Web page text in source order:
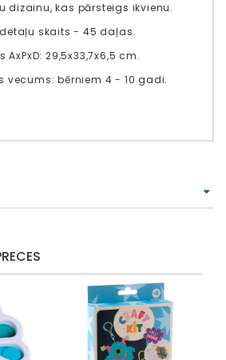
dizainu, kas pārsteigs ikvienu.
skaits - 45 daļas.
29,5x33,7x6,5 cm.
vecums: bērniem 4 - 10 gadi.